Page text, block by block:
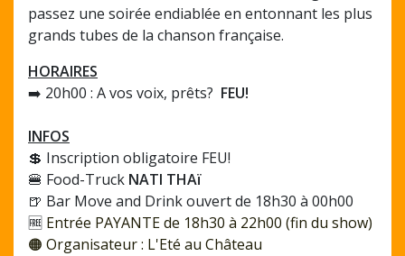
passez une soirée endiablée en entonnant les plus
grands tubes de la chanson française.
HORAIRES
➡️ 20h00 : A vos voix, prêts? FEU!
INFOS
💲 Inscription obligatoire FEU!
🍔 Food-Truck NATI THAï
🍺 Bar Move and Drink ouvert de 18h30 à 00h00
🆓 Entrée PAYANTE de 18h30 à 22h00 (fin du show)
🟠 Organisateur : L'Eté au Château